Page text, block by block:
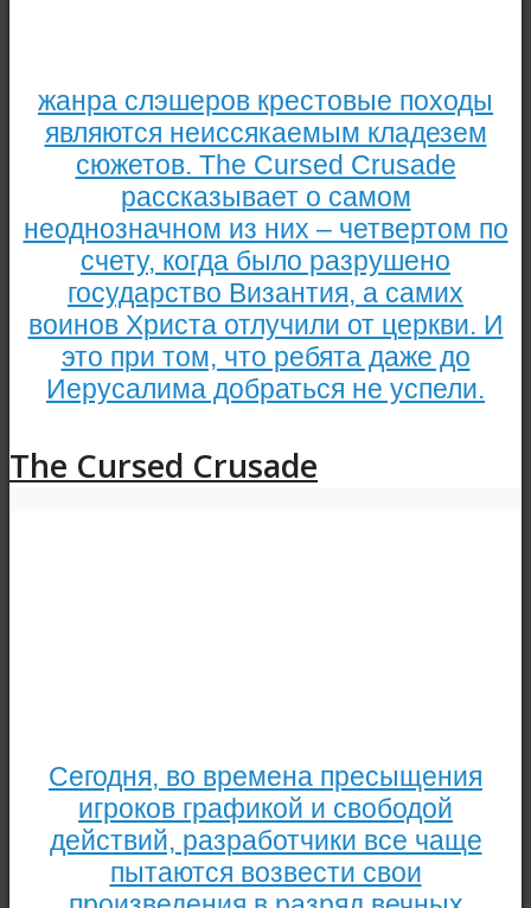
жанра слэшеров крестовые походы
являются неиссякаемым кладезем
сюжетов. The Cursed Crusade
рассказывает о самом
неоднозначном из них – четвертом по
счету, когда было разрушено
государство Византия, а самих
воинов Христа отлучили от церкви. И
это при том, что ребята даже до
Иерусалима добраться не успели.
The Cursed Crusade
Сегодня, во времена пресыщения
игроков графикой и свободой
действий, разработчики все чаще
пытаются возвести свои